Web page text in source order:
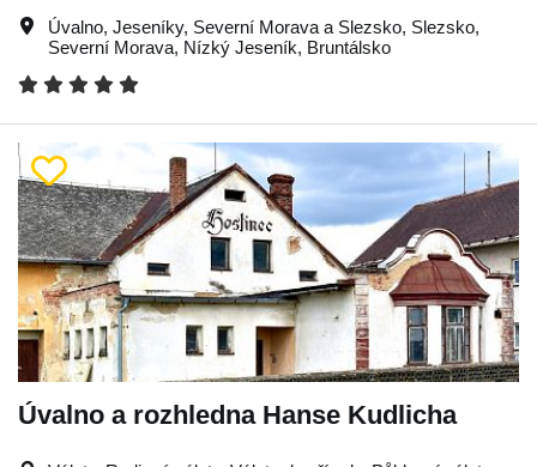
Úvalno, Jeseníky, Severní Morava a Slezsko, Slezsko,
Severní Morava, Nízký Jeseník, Bruntálsko
Úvalno a rozhledna Hanse Kudlicha